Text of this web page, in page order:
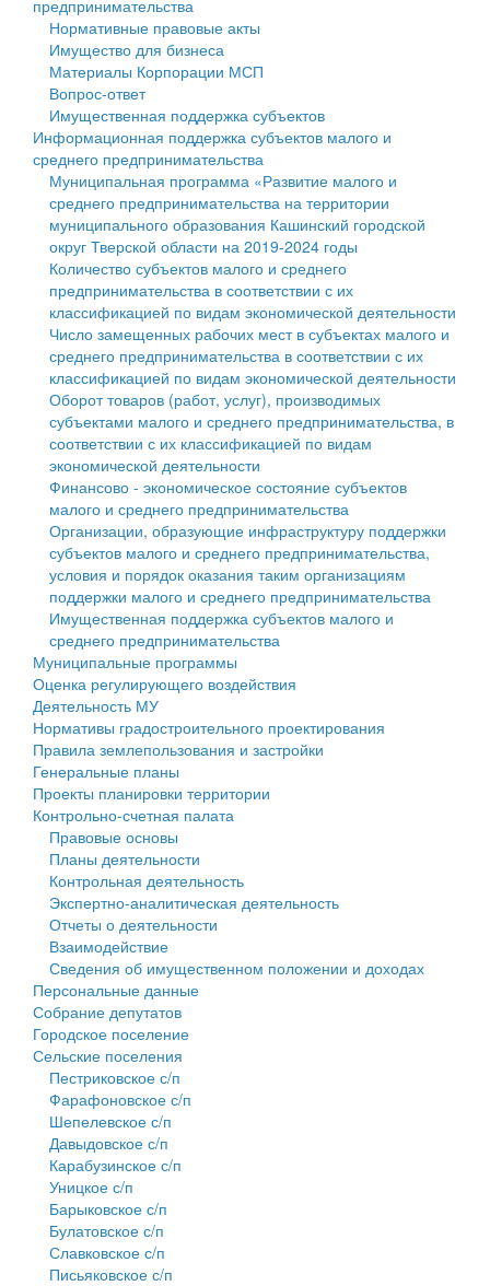
Государственные услуги
Промышленность и АПК
Экономика и бизнес
...
Символика
Устав
Гостям округа
Туризм
Культура
Образование
Здравоохранение
Социальная защита
Фотоальбом
муниципального округа Тверской области
Администрация Кашинского муниципального округа
Тверской области
Управление сельскими территориями
Открытые данные
Работа с обращениями граждан
Муниципальный контроль
Муниципальные услуги
Проекты административных регламентов
Антимонопольный комплаенс
Противодействие коррупции
Финансовое управление
Бюджет для граждан
Имущество
Выявление правообладателей ранее учтенных
объектов недвижимости
Имущественная поддержка субъектов малого и
среднего предпринимательства
Информационная поддержка субъектов малого и
среднего предпринимательства
Муниципальные программы
Контрольно-счетная палата
Персональные данные
Оценка регулирующего воздействия
Деятельность МУ
Нормативы градостроительного проектирования
Правила землепользования и застройки
Генеральные планы
Проекты планировки территории
Собрание депутатов
Городское поселение
Сельские поселения
предпринимательства
Нормативные правовые акты
Имущество для бизнеса
Материалы Корпорации МСП
Вопрос-ответ
Имущественная поддержка субъектов
Информационная поддержка субъектов малого и
среднего предпринимательства
Муниципальная программа «Развитие малого и
среднего предпринимательства на территории
муниципального образования Кашинский городской
округ Тверской области на 2019-2024 годы
Количество субъектов малого и среднего
предпринимательства в соответствии с их
классификацией по видам экономической деятельности
Число замещенных рабочих мест в субъектах малого и
среднего предпринимательства в соответствии с их
классификацией по видам экономической деятельности
Оборот товаров (работ, услуг), производимых
субъектами малого и среднего предпринимательства, в
соответствии с их классификацией по видам
экономической деятельности
Финансово - экономическое состояние субъектов
малого и среднего предпринимательства
Организации, образующие инфраструктуру поддержки
субъектов малого и среднего предпринимательства,
условия и порядок оказания таким организациям
поддержки малого и среднего предпринимательства
Имущественная поддержка субъектов малого и
среднего предпринимательства
Муниципальные программы
Оценка регулирующего воздействия
Деятельность МУ
Нормативы градостроительного проектирования
Правила землепользования и застройки
Генеральные планы
Проекты планировки территории
Контрольно-счетная палата
Правовые основы
Планы деятельности
Контрольная деятельность
Экспертно-аналитическая деятельность
Отчеты о деятельности
Взаимодействие
Сведения об имущественном положении и доходах
Персональные данные
Собрание депутатов
Городское поселение
Сельские поселения
Пестриковское с/п
Фарафоновское с/п
Шепелевское с/п
Давыдовское с/п
Карабузинское с/п
Уницкое с/п
Барыковское с/п
Булатовское с/п
Славковское с/п
Письяковское с/п